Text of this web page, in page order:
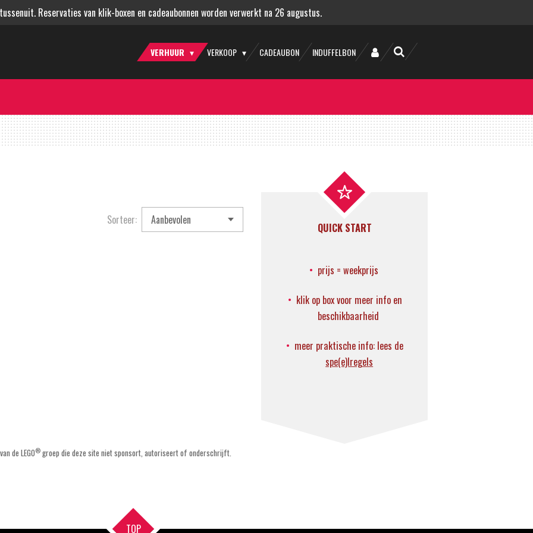
Reservaties van klik-boxen en cadeaubonnen worden verwerkt na 26 augustus.
VERHUUR VERKOOP CADEAUBON INDUFFELBON
Sorteer:
de LEGO® groep die deze site niet sponsort, autoriseert of onderschrijft.
QUICK START
prijs = weekprijs
klik op box voor meer info en
beschikbaarheid
meer praktische info: lees de
spe(e)lregels
TOP